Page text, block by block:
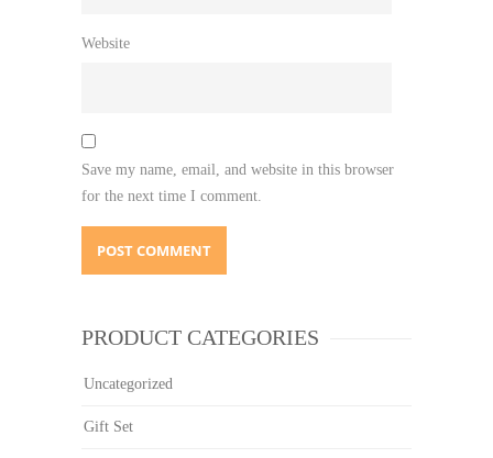
Website
Save my name, email, and website in this browser
for the next time I comment.
PRODUCT CATEGORIES
Uncategorized
Gift Set